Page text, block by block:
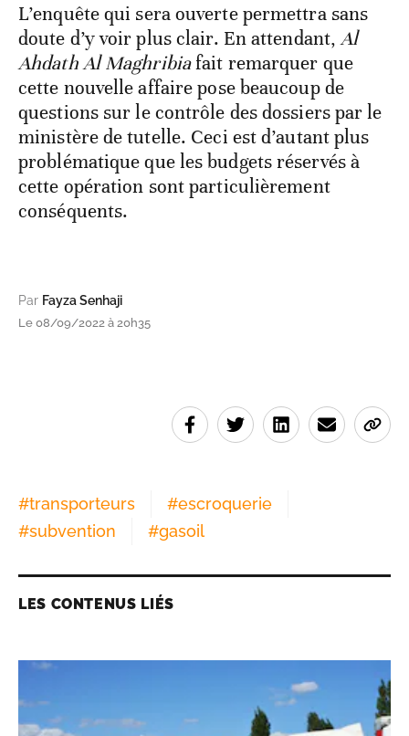
L’enquête qui sera ouverte permettra sans
doute d’y voir plus clair. En attendant,Al
Ahdath Al Maghribiafait remarquer que
cette nouvelle affaire pose beaucoup de
questions sur le contrôle des dossiers par le
ministère de tutelle. Ceci est d’autant plus
problématique que les budgets réservés à
cette opération sont particulièrement
conséquents.
Par Fayza Senhaji
Le 08/09/2022 à 20h35
#transporteurs #escroquerie
#subvention #gasoil
LES CONTENUS LIÉS